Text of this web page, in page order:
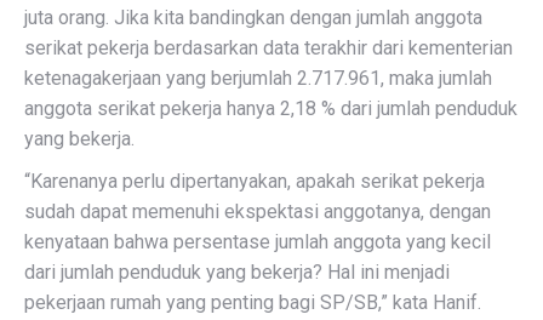
juta orang. Jika kita bandingkan dengan jumlah anggota
serikat pekerja berdasarkan data terakhir dari kementerian
ketenagakerjaan yang berjumlah 2.717.961, maka jumlah
anggota serikat pekerja hanya 2,18 % dari jumlah penduduk
yang bekerja.
“Karenanya perlu dipertanyakan, apakah serikat pekerja
sudah dapat memenuhi ekspektasi anggotanya, dengan
kenyataan bahwa persentase jumlah anggota yang kecil
dari jumlah penduduk yang bekerja? Hal ini menjadi
pekerjaan rumah yang penting bagi SP/SB,” kata Hanif.